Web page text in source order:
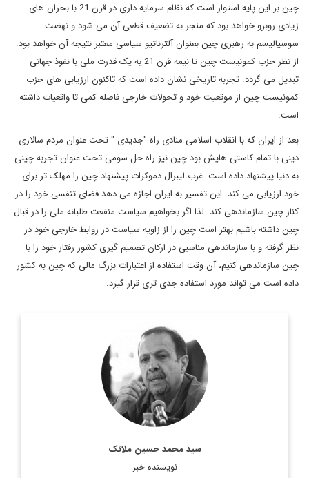
چین بر این پایه استوار است که نظام سرمایه داری در قرن 21 با بحران های
زیادی روبرو خواهد بود که منجر به تضعیف قطعی آن می شود و نهضت
سوسیالیسم به رهبری چین بعنوان آلترناتیو سیاسی معتبر نتیجه آن خواهد بود.
از نظر حزب کمونیست چین تا نیمه قرن 21 به یک قدرت ملی با نفوذ جهانی
تبدیل می گردد. تجربه تاریخی نشان داده است که تاکنون ارزیابی های حزب
کمونیست چین از موقعیت خود و تحولات خارجی فاصله کمی تا واقعیات داشته
است.
بعد از ایران که با انقلاب اسلامی منادی راه "جدیدی " تحت عنوان مردم سالاری
دینی با تمام کاستی هایش بود چین نیز راه حل سومی تحت عنوان تجربه چینی
به دنیا پیشنهاد داده است. غرب لیبرال دموکرات پیشنهاد چین را مهلک تر برای
خود ارزیابی می کند. این تفسیر به ایران اجازه می دهد فضای تنفسی خود را در
کنار چین سازماندهی کند. لذا اگر بخواهیم سیاست منفعت طلبانه ملی را در قبال
چین داشته باشیم بهتر است چین را از زاویه سیاست در روابط خارجی خود در
نظر گرفته و با سازماندهی مناسبی در ارکان تصمیم گیری کشور رفتار خود را با
چین سازماندهی کنیم، آن وقت استفاده از اعتبارات بزرگ مالی که چین به کشور
داده است می تواند مورد استفاده جدی تری قرار گیرد.
سید محمد حسین ملائک
نویسنده خبر
سید محمد حسین ملائک، سفیر اسبق ایران در سوئیس و چین
بوده است.
اطلاعات بیشتر